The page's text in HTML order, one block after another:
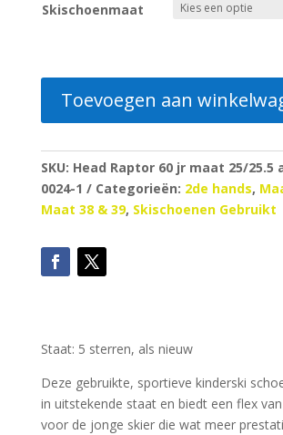
Skischoenmaat
Toevoegen aan
SKU: Head Raptor 60 jr maat 25/25.5
0024-1
Categorieën: 2de hands,
Maat 38 & 39, Skischoenen Gebruikt
Staat: 5 sterren, als nieuw
Deze gebruikte, sportieve kinderski
in uitstekende staat en biedt een flex
voor de jonge skier die wat meer